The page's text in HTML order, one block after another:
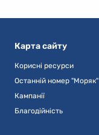
Карта сайту
Корисні ресурси
Останній номер "Моряк"
Кампанії
Благодійність